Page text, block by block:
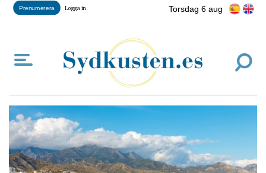
Torsdag 6 aug
Prenumerera Logga in